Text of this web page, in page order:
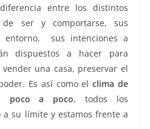
entre los distintos
ser y comportarse, sus
entorno, sus intenciones a
dispuestos a hacer para
una casa, preservar el
Es así como elclima de
poco a poco, todos los
a su límite y estamos frente a